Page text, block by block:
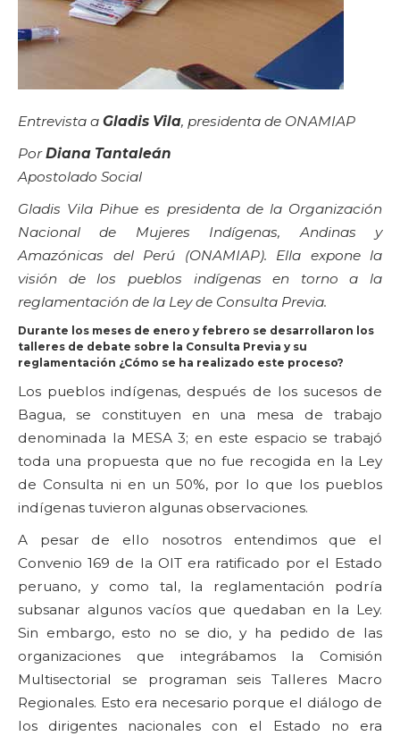
Entrevista a Gladis Vila, presidenta de ONAMIAP
PorDiana Tantaleán
Apostolado Social
Gladis Vila Pihue es presidenta de la Organización
Nacional de Mujeres Indígenas, Andinas y
Amazónicas del Perú (ONAMIAP). Ella expone la
visión de los pueblos indígenas en torno a la
reglamentación de la Ley de Consulta Previa.
Durante los meses de enero y febrero se desarrollaron los
talleres de debate sobre la Consulta Previa y su
reglamentación ¿Cómo se ha realizado este proceso?
Los pueblos indígenas, después de los sucesos de
Bagua, se constituyen en una mesa de trabajo
denominada la MESA 3; en este espacio se trabajó
toda una propuesta que no fue recogida en la Ley
de Consulta ni en un 50%, por lo que los pueblos
indígenas tuvieron algunas observaciones.
A pesar de ello nosotros entendimos que el
Convenio 169 de la OIT era ratificado por el Estado
peruano, y como tal, la reglamentación podría
subsanar algunos vacíos que quedaban en la Ley.
Sin embargo, esto no se dio, y ha pedido de las
organizaciones que integrábamos la Comisión
Multisectorial se programan seis Talleres Macro
Regionales. Esto era necesario porque el diálogo de
los dirigentes nacionales con el Estado no era